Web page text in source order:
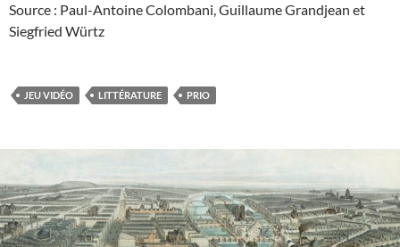
Source : Paul-Antoine Colombani, Guillaume Grandjean et
Siegfried Würtz
JEU VIDÉO LITTÉRATURE PRIO